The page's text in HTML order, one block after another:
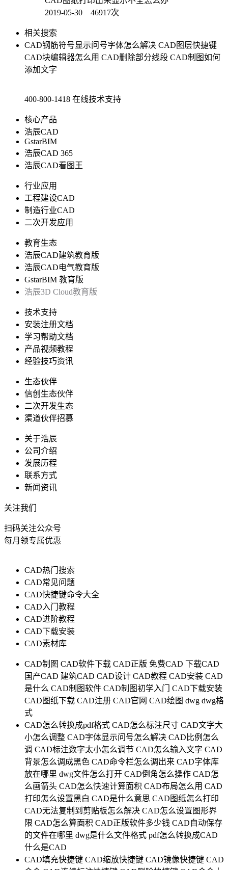
2019-05-30 46917次
相关搜索
CAD钢筋符号显示问号字体怎么解决 CAD图层快捷键
CAD块编辑器怎么用 CAD删除部分线段 CAD制图如何
添加文字
400-800-1418 在线技术支持
核心产品
浩辰CAD
GstarBIM
浩辰CAD 365
浩辰CAD看图王
行业应用
工程建设CAD
制造行业CAD
二次开发应用
教育生态
浩辰CAD建筑教育版
浩辰CAD电气教育版
GstarBIM 教育版
浩辰3D Cloud教育版
技术支持
安装注册文档
学习帮助文档
产品视频教程
经验技巧资讯
生态伙伴
信创生态伙伴
二次开发生态
渠道伙伴招募
关于浩辰
公司介绍
发展历程
联系方式
新闻资讯
关注我们
扫码关注公众号
每月领专属优惠
CAD热门搜索
CAD常见问题
CAD快捷键命令大全
CAD入门教程
CAD进阶教程
CAD下载安装
CAD素材库
CAD制图 CAD软件下载 CAD正版 免费CAD 下载CAD
国产CAD 建筑CAD CAD设计 CAD教程 CAD安装 CAD
是什么 CAD制图软件 CAD制图初学入门
CAD下载安装
CAD图纸下载 CAD注册 CAD官网 CAD绘图 dwg dwg格
式
CAD怎么转换成pdf格式 CAD怎么标注尺寸 CAD文字大
小怎么调整 CAD字体显示问号怎么解决 CAD比例怎么
调 CAD标注数字太小怎么调节 CAD怎么输入文字 CAD
背景怎么调成黑色 CAD命令栏怎么调出来 CAD字体库
放在哪里 dwg文件怎么打开 CAD倒角怎么操作 CAD怎
么画箭头 CAD怎么快速计算面积 CAD布局怎么用 CAD
打印怎么设置黑白 CAD是什么意思 CAD图纸怎么打印
CAD无法复制到剪贴板怎么解决 CAD怎么设置图形界
限 CAD怎么算面积 CAD正版软件多少钱 CAD自动保存
的文件在哪里 dwg是什么文件格式 pdf怎么转换成CAD
什么是CAD
CAD填充快捷键 CAD缩放快捷键 CAD镜像快捷键 CAD